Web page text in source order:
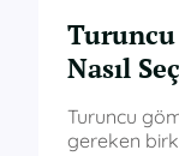
Nasıl
Turuncu
gereken